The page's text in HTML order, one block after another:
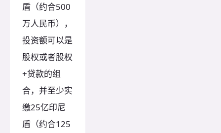
盾（约合500
万人民币），
投资额可以是
股权或者股权
+贷款的组
合，并至少实
缴25亿印尼
盾（约合125